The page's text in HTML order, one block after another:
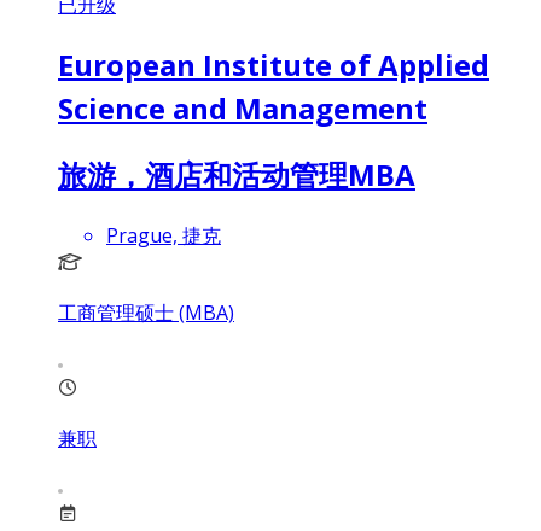
European Institute of Applied
Science and Management
旅游，酒店和活动管理MBA
Prague, 捷克
工商管理硕士 (MBA)
兼职